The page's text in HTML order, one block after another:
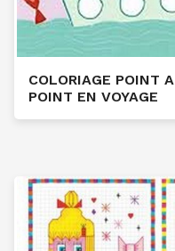
COLORIAGE POINT A
POINT EN VOYAGE